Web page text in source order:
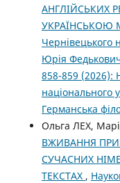
АНГЛІЙСЬКИХ
Чернівецького
Юрія
858-859 (2026):
національного
Германська
Ольга ЛЕХ,
ВЖИВАННЯ
СУЧАСНИХ
ТЕКСТАХ ,